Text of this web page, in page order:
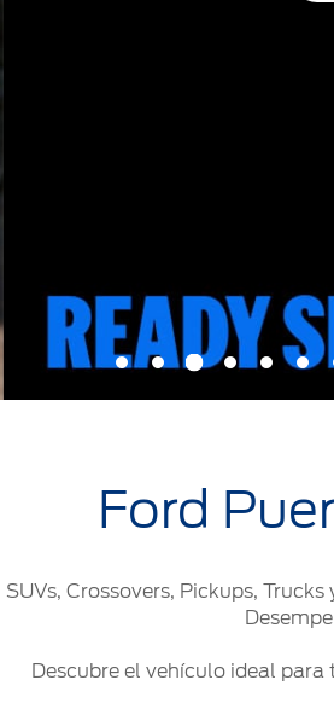
1 2 3 4 5 6
Ford
Crossovers, Pickups,
Descubre el vehículo ideal